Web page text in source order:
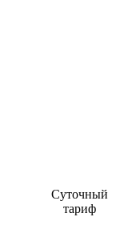
Суточный
тариф